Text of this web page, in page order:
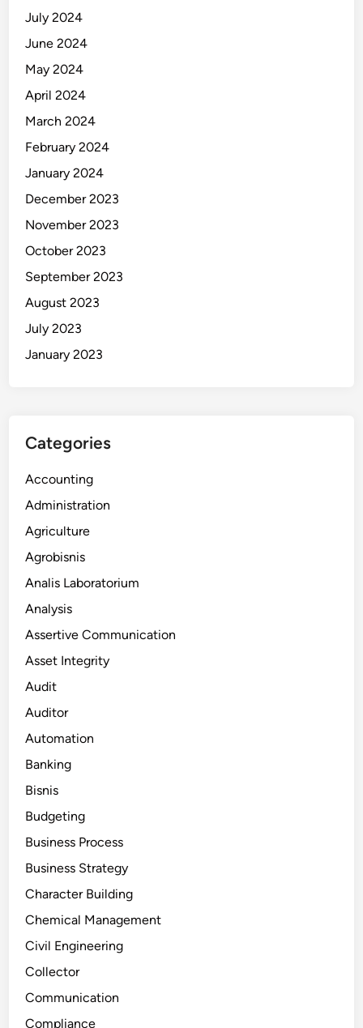
July 2024
June 2024
May 2024
April 2024
March 2024
February 2024
January 2024
December 2023
November 2023
October 2023
September 2023
August 2023
July 2023
January 2023
Categories
Accounting
Administration
Agriculture
Agrobisnis
Analis Laboratorium
Analysis
Assertive Communication
Asset Integrity
Audit
Auditor
Automation
Banking
Bisnis
Budgeting
Business Process
Business Strategy
Character Building
Chemical Management
Civil Engineering
Collector
Communication
Compliance